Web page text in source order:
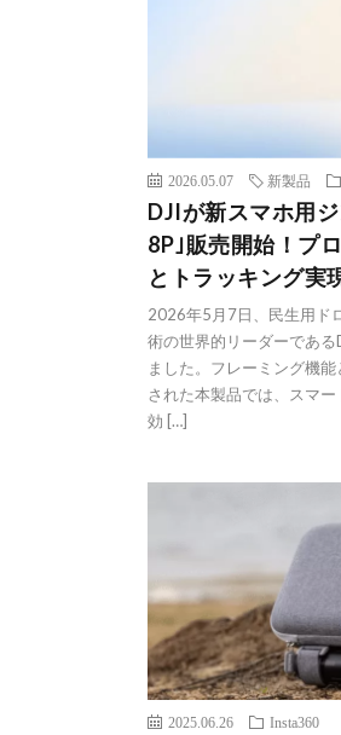
2026.05.07 新製品
DJIが新スマホ用
8P｣販売開始！プ
とトラッキング実
2026年5月7日、民生用ド
術の世界的リーダーであ
ました。フレーミング機
された本製品では、スマ
効 […]
2025.06.26 Insta360